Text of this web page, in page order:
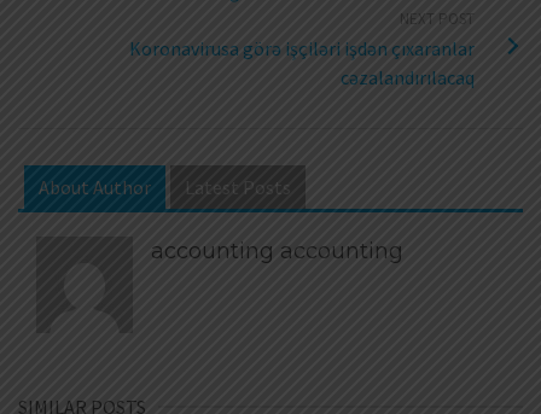
NEXT POST
Koronavirusa görə işçiləri işdən çıxaranlar
cəzalandırılacaq
About Author Latest Posts
accounting accounting
SIMILAR POSTS